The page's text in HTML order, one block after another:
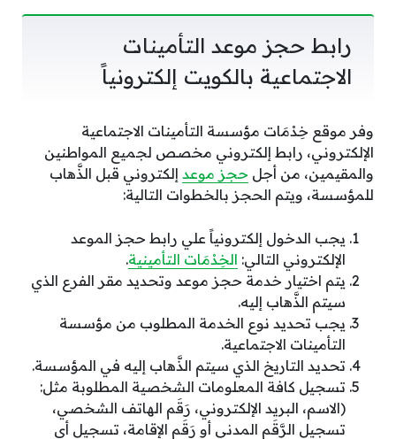
رابط حجز موعد التأمينات
الاجتماعية بالكويت إلكترونياً
وفر موقع خِدْمَات مؤسسة التأمينات الاجتماعية
الإلكتروني، رابط إلكتروني مخصص لجميع المواطنين
والمقيمين، من أجل حجز موعد إلكتروني قبل الذَّهاب
للمؤسسة، ويتم الحجز بالخطوات التالية:
يجب الدخول إلكترونياً علي رابط حجز الموعد
الإلكتروني التالي: الخِدْمَات التأمينية.
يتم اختيار خدمة حجز موعد وتحديد مقر الفرع الذي
سيتم الذَّهاب إليه.
يجب تحديد نوع الخدمة المطلوب من مؤسسة
التأمينات الاجتماعية.
تحديد التاريخ الذي سيتم الذَّهاب إليه في المؤسسة.
تسجيل كافة المعلومات الشخصية المطلوبة مثل:
(الاسم، البريد الإلكتروني، رَقَم الهاتف الشخصي،
تسجيل الرَّقَم المدني أو رَقَم الإقامة، تسجيل أي